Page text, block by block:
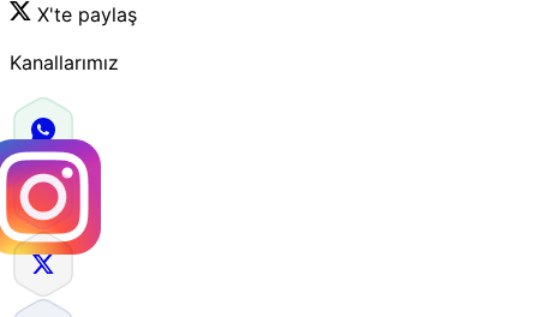
X'te paylaş
Kanallarımız